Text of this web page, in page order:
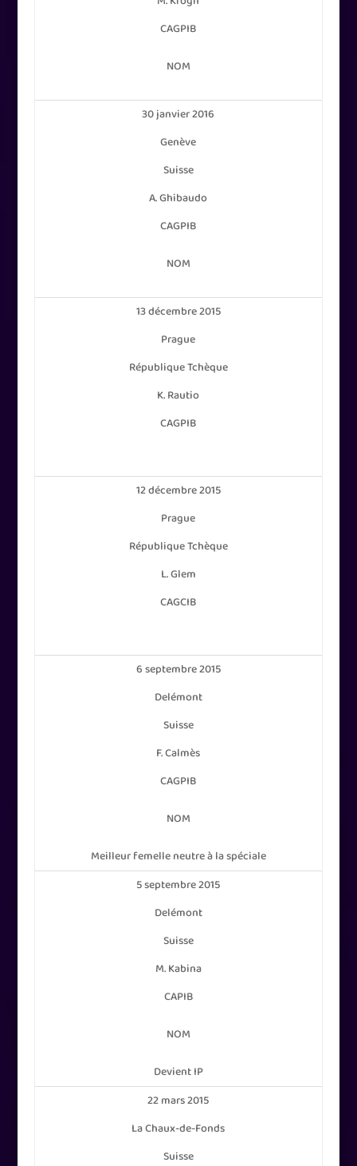
CAGPIB
NOM
30 janvier 2016
Genève
Suisse
A. Ghibaudo
CAGPIB
NOM
13 décembre 2015
Prague
République Tchèque
K. Rautio
CAGPIB
12 décembre 2015
Prague
République Tchèque
L. Glem
CAGCIB
6 septembre 2015
Delémont
Suisse
F. Calmès
CAGPIB
NOM
Meilleur femelle neutre à la spéciale
5 septembre 2015
Delémont
Suisse
M. Kabina
CAPIB
NOM
Devient IP
22 mars 2015
La Chaux-de-Fonds
Suisse